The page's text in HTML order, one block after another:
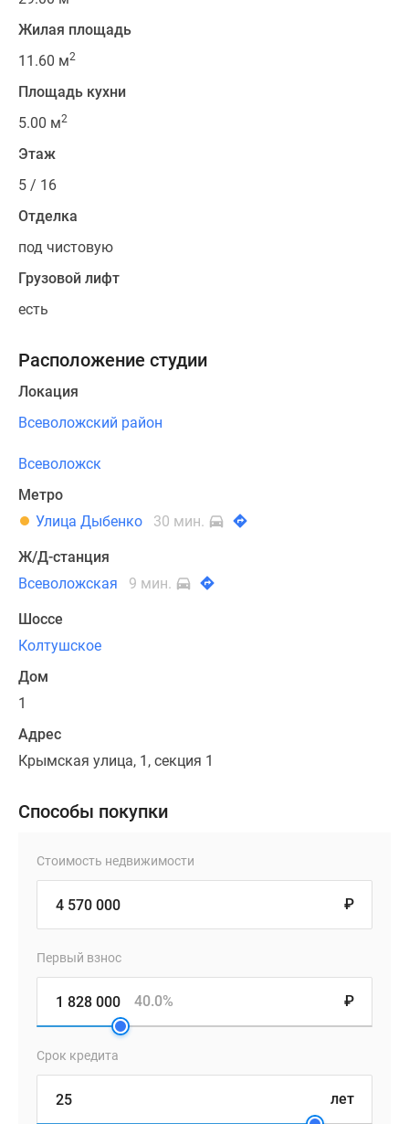
Жилая площадь
11.60 м2
Площадь кухни
5.00 м2
Этаж
5 / 16
Отделка
под чистовую
Грузовой лифт
есть
Расположение студии
Локация
Всеволожский район
Всеволожск
Метро
Улица Дыбенко
30 мин.
Ж/Д-станция
Всеволожская
9 мин.
Шоссе
Колтушское
Дом
1
Адрес
Крымская улица, 1, секция 1
Способы покупки
Стоимость недвижимости
₽
Первый взнос
₽
40.0%
Срок кредита
лет